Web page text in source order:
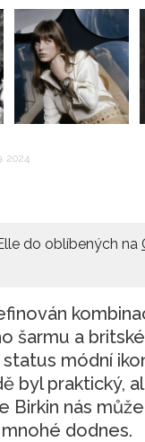
2024
do oblíbených na
šarmu a
módní
byl praktický,
Birkin nás
dodnes.